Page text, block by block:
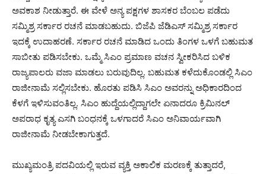
ಅವಕಾಶ ನೀಡುತ್ತಾರೆ. ಈ ವೇಳೆ ಅನ್ಯ ಪಕ್ಷಗಳ ಶಾಸಕರ ಬೆಂಬಲ ಪಡೆದು
ಸಮ್ಮಿಶ್ರ ಸರ್ಕಾರ ರಚನೆ ಮಾಡಬಹುದು. ಬಿಜೆಪಿ ಜೆಡಿಎಸ್ ಸಮ್ಮಿಶ್ರ ಸರ್ಕಾರ
ಇದಕ್ಕೆ ಉದಾಹರಣೆ. ಸರ್ಕಾರ ರಚನೆ ಮಾಡಿದ ಒಂದು ತಿಂಗಳ ಒಳಗೆ ಬಹುಮತ
ಸಾಬೀತು ಪಡಿಸಬೇಕು. ಒಮ್ಮೆ ಸಿಎಂ ಪ್ರಮಾಣ ವಚನ ಸ್ವೀಕರಿಸಿದ ಬಳಿಕ
ರಾಜ್ಯಪಾಲರು ವಜಾ ಮಾಡಲು ಬರುವುದಿಲ್ಲ. ಬಹುಮತ ಕಳೆದುಕೊಂಡಲ್ಲಿ ಸಿಎಂ
ರಾಜೀನಾಮೆ ಸಲ್ಲಿಸಬೇಕು. ಹೊರತು ಪಡಿಸಿ ಸಿಎಂ ಅವರನ್ನು ಅಧಿಕಾರದಿಂದ
ಕೆಳಗೆ ಇಳಿಸುವಂತಿಲ್ಲ. ಸಿಎಂ ಹುದ್ದೆಯಲ್ಲಿದ್ದಾಗಲೇ ಏನಾದರೂ ಕ್ರಿಮಿನಲ್
ಅಪರಾಧ ಕೃತ್ಯ ಎಸಗಿ ಬಂಧನಕ್ಕೆ ಒಳಗಾದರೆ ಸಿಎಂ ಅನಿವಾರ್ಯವಾಗಿ
ರಾಜೀನಾಮೆ ನೀಡಬೇಕಾಗುತ್ತದೆ.
ಮುಖ್ಯಮಂತ್ರಿ ಪದವಿಯಲ್ಲಿ ಇರುವ ವ್ಯಕ್ತಿ ಅಕಾಲಿಕ ಮರಣಕ್ಕೆ ತುತ್ತಾದರೆ,